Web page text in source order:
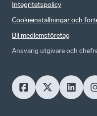
Integritetspolicy
Cookieinställningar och
Bli medlemsföretag
Ansvarig utgivare och